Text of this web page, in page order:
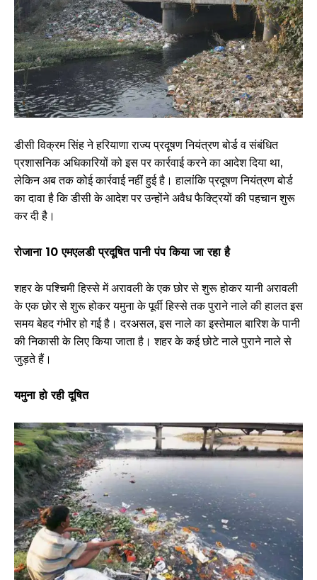
डीसी विक्रम सिंह ने हरियाणा राज्य प्रदूषण नियंत्रण बोर्ड व संबंधित
प्रशासनिक अधिकारियों को इस पर कार्रवाई करने का आदेश दिया था,
लेकिन अब तक कोई कार्रवाई नहीं हुई है। हालांकि प्रदूषण नियंत्रण बोर्ड
का दावा है कि डीसी के आदेश पर उन्होंने अवैध फैक्ट्रियों की पहचान शुरू
कर दी है।
रोजाना 10 एमएलडी प्रदूषित पानी पंप किया जा रहा है
शहर के पश्चिमी हिस्से में अरावली के एक छोर से शुरू होकर यानी अरावली
के एक छोर से शुरू होकर यमुना के पूर्वी हिस्से तक पुराने नाले की हालत इस
समय बेहद गंभीर हो गई है। दरअसल, इस नाले का इस्तेमाल बारिश के पानी
की निकासी के लिए किया जाता है। शहर के कई छोटे नाले पुराने नाले से
जुड़ते हैं।
यमुना हो रही दूषित